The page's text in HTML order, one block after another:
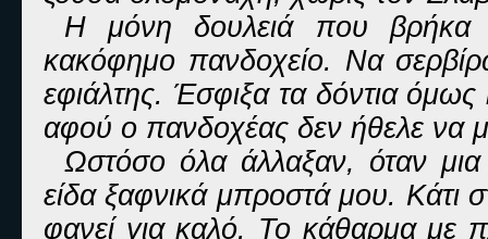
Η μόνη δουλειά που βρήκα
κακόφημο πανδοχείο. Να
εφιάλτης. Έσφιξα τα δόντια όμως
αφού ο πανδοχέας δεν ήθελε να
Ωστόσο όλα άλλαξαν, όταν μια
είδα ξαφνικά μπροστά μου. Κάτι
φανεί για καλό. Το κάθαρμα με